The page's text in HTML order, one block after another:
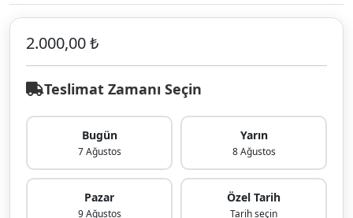
2.000,00 ₺
Teslimat Zamanı Seçin
Bugün
7 Ağustos
Yarın
8 Ağustos
Pazar
9 Ağustos
Özel Tarih
Tarih seçin